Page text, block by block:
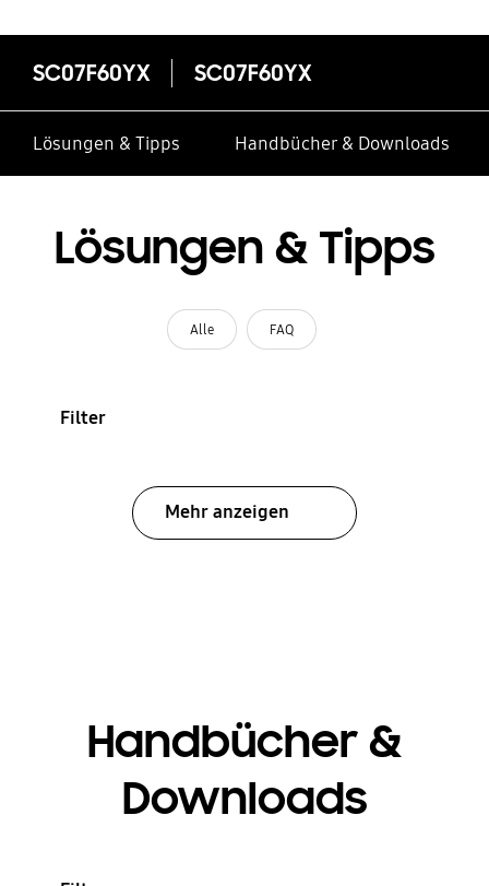
SC07F60YX SC07F60YX
Lösungen & Tipps Handbücher & Downloads
Lösungen & Tipps
Alle FAQ
Filter
Mehr anzeigen
Handbücher &
Downloads